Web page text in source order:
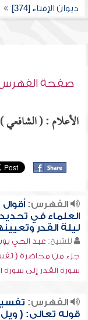
ديوان الإفتاء [374]
صفحة
الأعلام : ( الشافعي
الفهرس:أقوال
العلماء في تحديد
ليلة القدر
للشيخ: عبد الحي
جزء من محاضرة (
سورة القدر إلى سورة
الفهرس:
قوله تعالى: (